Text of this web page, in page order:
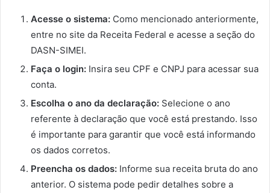
Acesse o sistema: Como mencionado anteriormente,
entre no site da Receita Federal e acesse a seção do
DASN-SIMEI.
Faça o login: Insira seu CPF e CNPJ para acessar sua
conta.
Escolha o ano da declaração: Selecione o ano
referente à declaração que você está prestando. Isso
é importante para garantir que você está informando
os dados corretos.
Preencha os dados: Informe sua receita bruta do ano
anterior. O sistema pode pedir detalhes sobre a